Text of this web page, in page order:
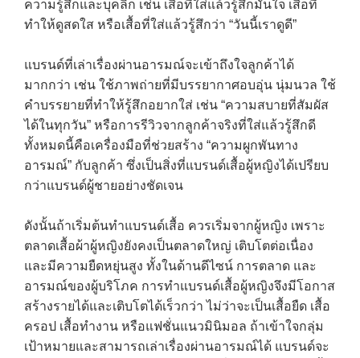
ความรู้สึกและบุคลิก เช่น เสื้อที่ใส่แล้วรู้สึกมั่นใจ เสื้อที่
ทำให้ดูสดใส หรือเสื้อที่ใส่แล้วรู้สึกว่า “วันนี้เราดูดี”
แบรนด์ที่เล่าเรื่องผ่านอารมณ์จะเข้าถึงใจลูกค้าได้
มากกว่า เช่น ใช้ภาพถ่ายที่มีบรรยากาศอบอุ่น นุ่มนวล ใช้
คำบรรยายที่ทำให้รู้สึกอยากใส่ เช่น “ความสบายที่สัมผัส
ได้ในทุกวัน” หรือการรีวิวจากลูกค้าจริงที่ใส่แล้วรู้สึกดี
ทั้งหมดนี้คือเครื่องมือที่ช่วยสร้าง “ความผูกพันทาง
อารมณ์” กับลูกค้า ซึ่งเป็นสิ่งที่แบรนด์เสื้อผู้หญิงได้เปรียบ
กว่าแบรนด์ผู้ชายอย่างชัดเจน
ดังนั้นถ้าเริ่มต้นทำแบรนด์เสื้อ ควรเริ่มจากผู้หญิง เพราะ
ตลาดเสื้อผ้าผู้หญิงยังคงเป็นตลาดใหญ่ เติบโตต่อเนื่อง
และมีความยืดหยุ่นสูง ทั้งในด้านดีไซน์ การตลาด และ
อารมณ์ของผู้บริโภค การทำแบรนด์เสื้อผู้หญิงจึงมีโอกาส
สร้างรายได้และเติบโตได้เร็วกว่า ไม่ว่าจะเป็นเสื้อยืด เสื้อ
ครอป เสื้อทำงาน หรือแฟชั่นแนวมินิมอล ถ้าเข้าใจกลุ่ม
เป้าหมายและสามารถเล่าเรื่องผ่านอารมณ์ได้ แบรนด์จะ